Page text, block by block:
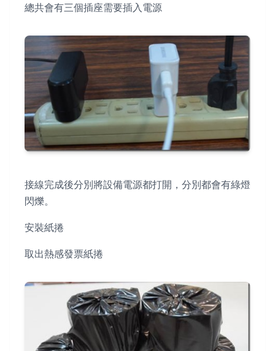
總共會有三個插座需要插入電源
接線完成後分別將設備電源都打開，分別都會有綠燈
閃爍。
安裝紙捲
取出熱感發票紙捲